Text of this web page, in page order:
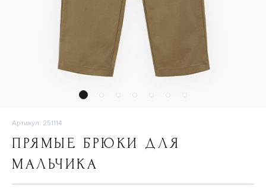
Артикул: 251114
ПРЯМЫЕ БРЮКИ ДЛЯ
МАЛЬЧИКА